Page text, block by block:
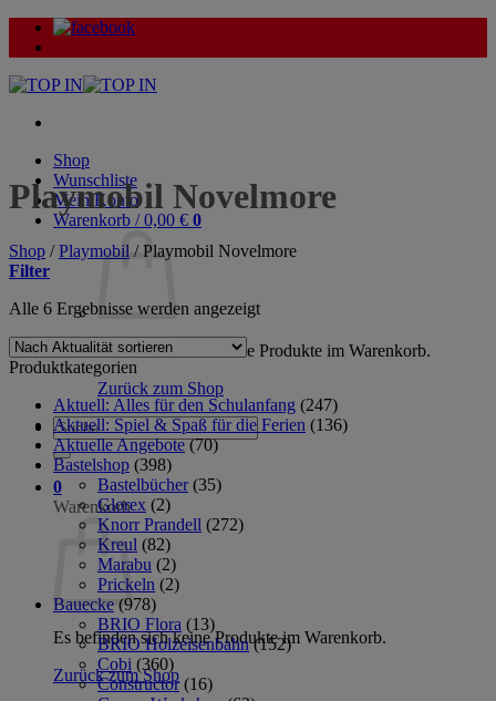
Zum
Inhalt
Shop
Wunschliste
Mein Konto
Warenkorb /0,00 € 0
Es befinden sich keine Produkte im Warenkorb.
Zurück zum Shop
Suche
nach:
0
Warenkorb
Es befinden sich keine Produkte im Warenkorb.
Zurück zum Shop
Playmobil Novelmore
Shop / Playmobil /Playmobil Novelmore
Filter
Alle 6 Ergebnisse werden angezeigtNach
sortiert
Produktkategorien
Aktuell: Alles für den Schulanfang (247)
Aktuell: Spiel & Spaß für die Ferien (136)
Aktuelle Angebote (70)
Bastelshop (398)
Bastelbücher (35)
Glorex (2)
Knorr Prandell (272)
Kreul (82)
Marabu (2)
Prickeln (2)
Bauecke (978)
BRIO Flora (13)
BRIO Holzeisenbahn (152)
Cobi (360)
Constructor (16)